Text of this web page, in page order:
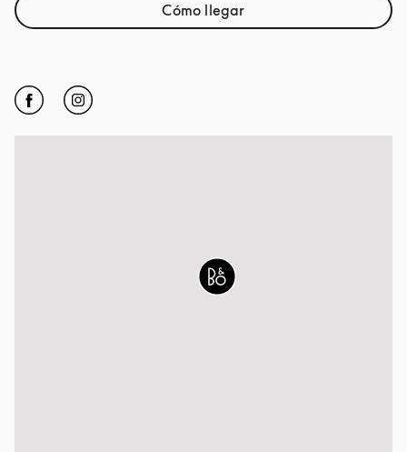
Cómo llegarLink Opens in New Tab
Click to open Facebook
Link Opens in New Tab
Click to open Instagram
Link Opens in New Tab